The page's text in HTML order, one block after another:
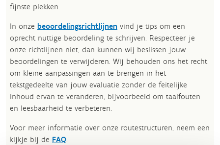
fijnste plekken.
In onze beoordelingsrichtlijnen vind je tips om een
oprecht nuttige beoordeling te schrijven. Respecteer je
onze richtlijnen niet, dan kunnen wij beslissen jouw
beoordelingen te verwijderen. Wij behouden ons het recht
om kleine aanpassingen aan te brengen in het
tekstgedeelte van jouw evaluatie zonder de feitelijke
inhoud ervan te veranderen, bijvoorbeeld om taalfouten
en leesbaarheid te verbeteren.​
Voor meer informatie over onze routestructuren, neem een
kijkje bij de FAQ.